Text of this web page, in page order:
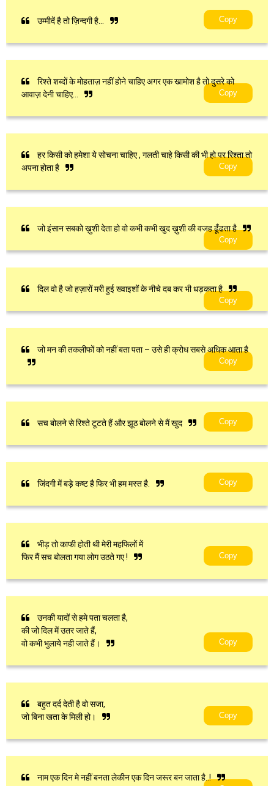
उम्मीदें है तो ज़िन्दगी है… Copy
रिश्ते शब्दों के मोहताज़ नहीं होने चाहिए अगर एक खामोश है तो दुसरे को
आवाज़ देनी चाहिए…
Copy
हर किसी को हमेशा ये सोचना चाहिए , गलती चाहे किसी की भी हो पर रिश्ता तो
अपना होता है
Copy
जो इंसान सबको ख़ुशी देता हो वो कभी कभी खुद ख़ुशी की वजह ढूँढता है
Copy
दिल वो है जो हज़ारों मरी हुई ख्वाइशों के नीचे दब कर भी धड़कता है
Copy
जो मन की तकलीफों को नहीं बता पता – उसे ही क्रोध सबसे अधिक आता है
Copy
सच बोलने से रिश्ते टूटते हैं और झूठ बोलने से मैं खुद Copy
जिंदगी में बड़े कष्ट है फिर भी हम मस्त है. Copy
भीड़ तो काफी होती थी मेरी महफिलों में
फिर मैं सच बोलता गया लोग उठते गए !
Copy
उनकी यादों से हमे पता चलता है,
की जो दिल में उतर जाते हैं,
वो कभी भुलाये नही जाते हैं।
Copy
बहुत दर्द देती है वो सजा,
जो बिना खता के मिली हो।
Copy
नाम एक दिन मे नहीं बनता लेकीन एक दिन जरूर बन जाता है..!